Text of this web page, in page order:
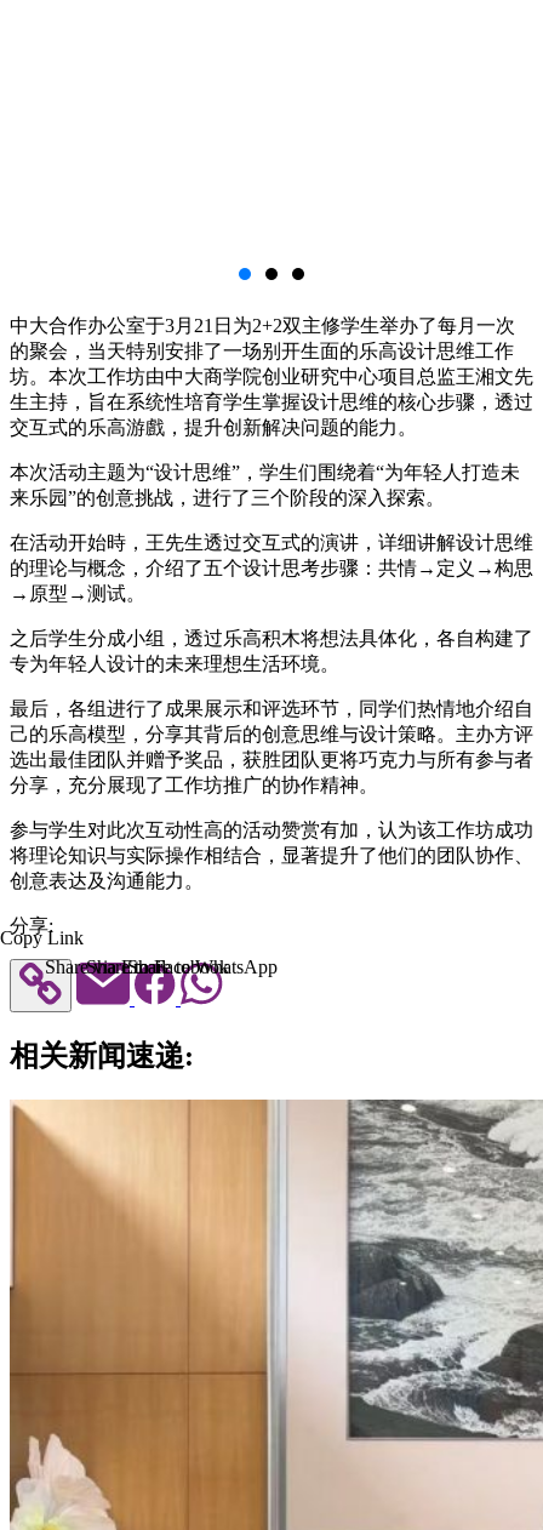
中大合作办公室于3月21日为2+2双主修学生举办了每月一次
的聚会，当天特别安排了一场别开生面的乐高设计思维工作
坊。本次工作坊由中大商学院创业研究中心项目总监王湘文先
生主持，旨在系统性培育学生掌握设计思维的核心步骤，透过
交互式的乐高游戲，提升创新解决问题的能力。
本次活动主题为“设计思维”，学生们围绕着“为年轻人打造未
来乐园”的创意挑战，进行了三个阶段的深入探索。
在活动开始時，王先生透过交互式的演讲，详细讲解设计思维
的理论与概念，介绍了五个设计思考步骤：共情→定义→构思
→原型→测试。
之后学生分成小组，透过乐高积木将想法具体化，各自构建了
专为年轻人设计的未来理想生活环境。
最后，各组进行了成果展示和评选环节，同学们热情地介绍自
己的乐高模型，分享其背后的创意思维与设计策略。主办方评
选出最佳团队并赠予奖品，获胜团队更将巧克力与所有参与者
分享，充分展现了工作坊推广的协作精神。
参与学生对此次互动性高的活动赞赏有加，认为该工作坊成功
将理论知识与实际操作相结合，显著提升了他们的团队协作、
创意表达及沟通能力。
分享:
Copy Link
Share via Email
Share to Facebook
Share to WhatsApp
相关新闻速递: